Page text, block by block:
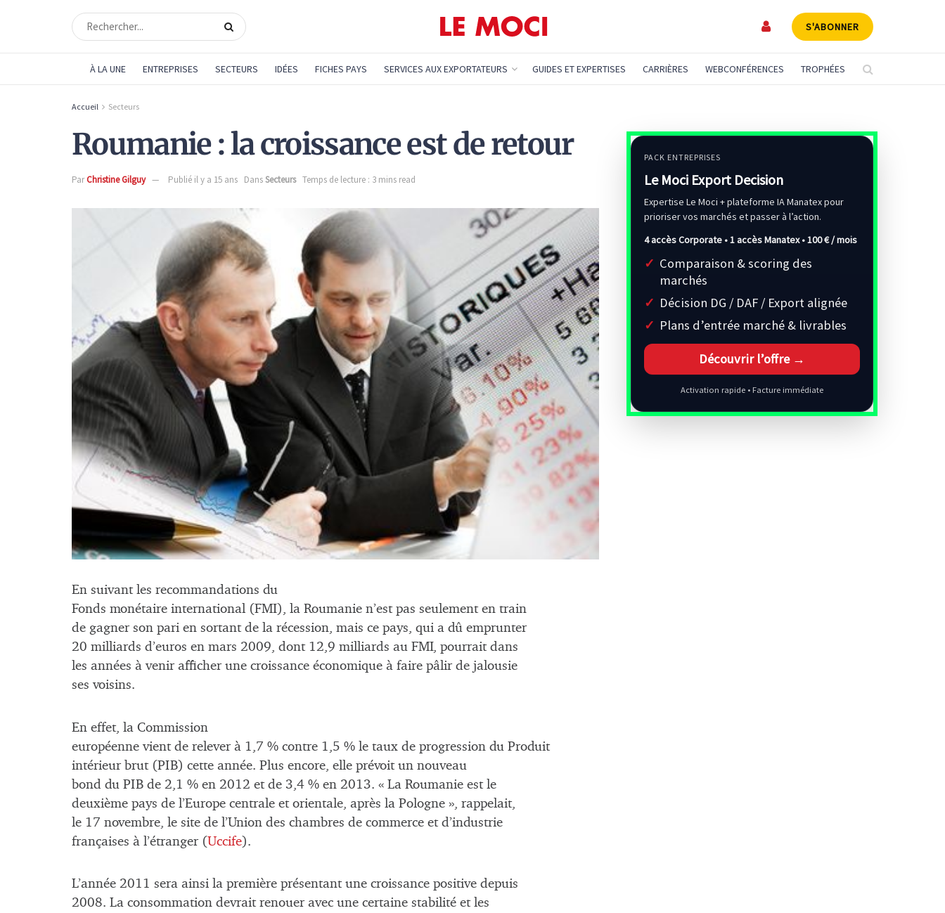
S'ABONNER
À LA UNE ENTREPRISES SECTEURS IDÉES FICHES PAYS SERVICES AUX EXPORTATEURS GUIDES ET EXPERTISES CARRIÈRES WEBCONFÉRENCES TROPHÉES
Accueil Secteurs
Roumanie : la croissance est de retour
ParChristine Gilguy Publié il y a 15 ans DansSecteurs Temps de lecture : 3 mins read
En suivant les recommandations du
Fonds monétaire international (FMI), la Roumanie n’est pas seulement en train
de gagner son pari en sortant de la récession, mais ce pays, qui a dû emprunter
20 milliards d’euros en mars 2009, dont 12,9 milliards au FMI, pourrait dans
les années à venir afficher une croissance économique à faire pâlir de jalousie
ses voisins.
En effet, la Commission
européenne vient de relever à 1,7 % contre 1,5 % le taux de progression du Produit
intérieur brut (PIB) cette année. Plus encore, elle prévoit un nouveau
bond du PIB de 2,1 % en 2012 et de 3,4 % en 2013. « La Roumanie est le
deuxième pays de l’Europe centrale et orientale, après la Pologne », rappelait,
le 17 novembre, le site de l’Union des chambres de commerce et d’industrie
françaises à l’étranger (Uccife).
L’année 2011 sera ainsi la première présentant une croissance positive depuis
2008. La consommation devrait renouer avec une certaine stabilité et les
PACK ENTREPRISES
Le Moci Export Decision
Expertise Le Moci + plateforme IA Manatex pour
prioriser vos marchés et passer à l’action.
4 accès Corporate • 1 accès Manatex •100 € / mois
Comparaison & scoring des
marchés
Décision DG / DAF / Export alignée
Plans d’entrée marché & livrables
Découvrir l’offre →
Activation rapide • Facture immédiate